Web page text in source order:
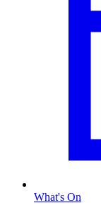
What's On